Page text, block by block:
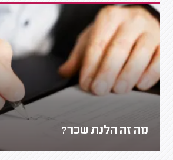
מה זה הלנת שכר?